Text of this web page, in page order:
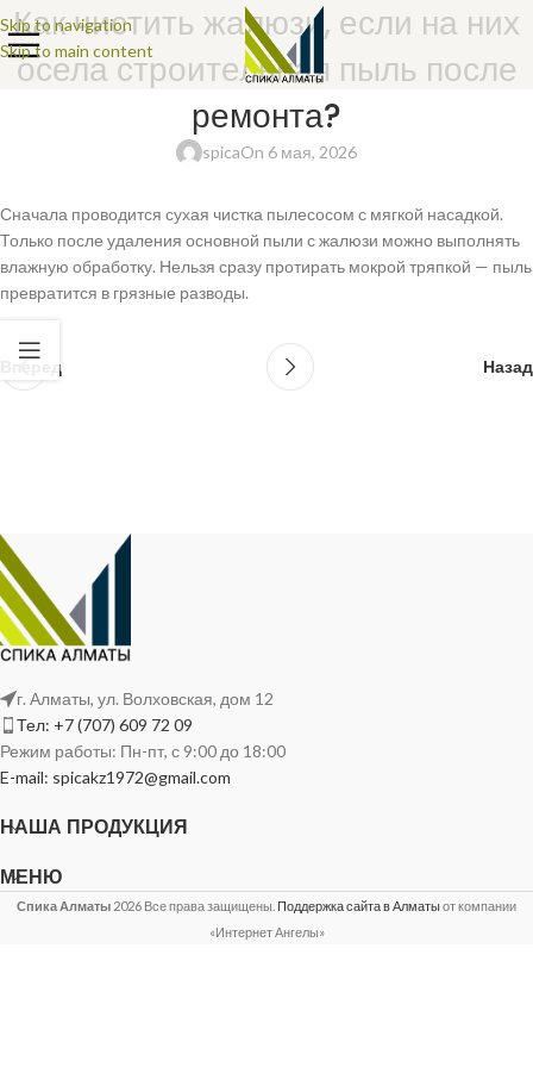
Skip to navigation
Skip to main content
Как чистить жалюзи, если на них
осела строительная пыль после
ремонта?
spicaOn 6 мая, 2026
Сначала проводится сухая чистка пылесосом с мягкой насадкой.
Только после удаления основной пыли с жалюзи можно выполнять
влажную обработку. Нельзя сразу протирать мокрой тряпкой — пыль
превратится в грязные разводы.
Вперед Назад
г. Алматы, ул. Волховская, дом 12
Тел: +7 (707) 609 72 09
Режим работы: Пн-пт, с 9:00 до 18:00
E-mail: spicakz1972@gmail.com
НАША ПРОДУКЦИЯ
МЕНЮ
Спика Алматы 2026 Все права защищены. Поддержка сайта в Алматыот компании
«Интернет Ангелы»